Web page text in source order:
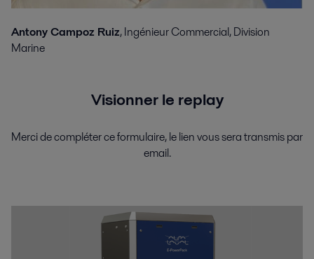
Antony Campoz Ruiz, Ingénieur Commercial, Division
Marine
Visionner le replay
Merci de compléter ce formulaire, le lien vous sera transmis par
email.